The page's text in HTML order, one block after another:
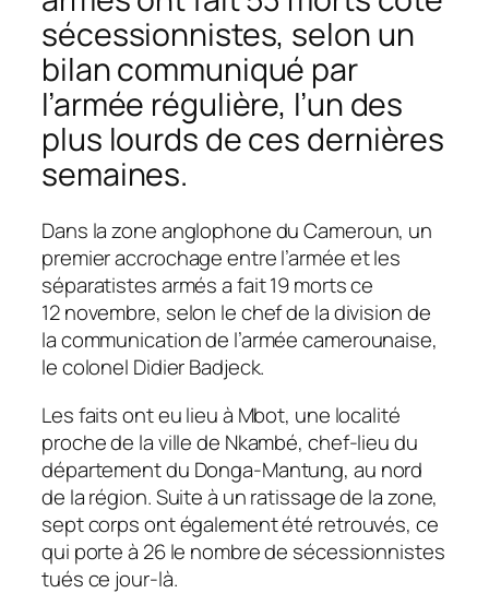
sécessionnistes, selon un
bilan communiqué par
l’armée régulière, l’un des
plus lourds de ces dernières
semaines.
Dans la zone anglophone du Cameroun, un
premier accrochage entre l’armée et les
séparatistes armés a fait 19 morts ce
12 novembre, selon le chef de la division de
la communication de l’armée camerounaise,
le colonel Didier Badjeck.
Les faits ont eu lieu à Mbot, une localité
proche de la ville de Nkambé, chef-lieu du
département du Donga-Mantung, au nord
de la région. Suite à un ratissage de la zone,
sept corps ont également été retrouvés, ce
qui porte à 26 le nombre de sécessionnistes
tués ce jour-là.